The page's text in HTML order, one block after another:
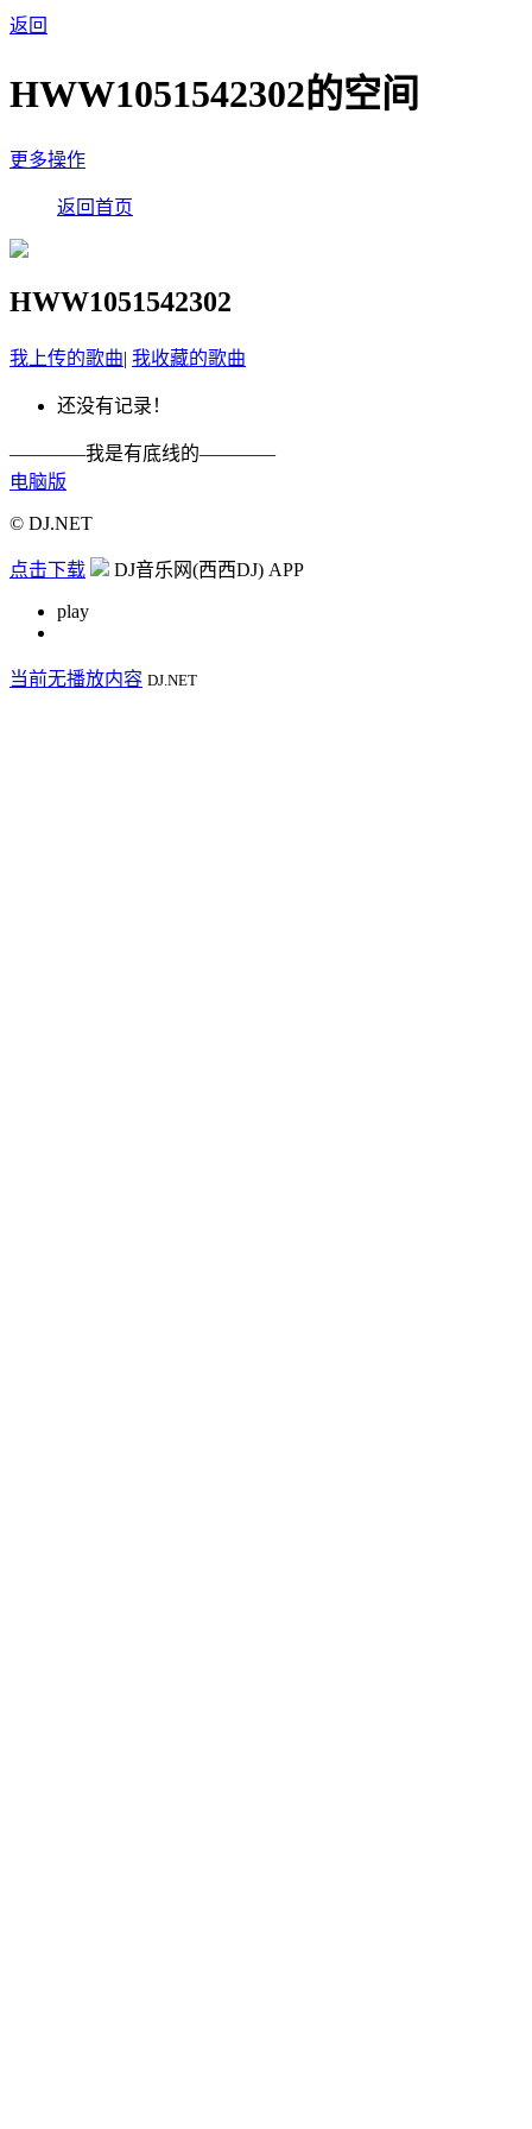
返回
HWW1051542302的空间
更多操作
返回首页
HWW1051542302
我上传的歌曲| 我收藏的歌曲
还没有记录！
————我是有底线的————
电脑版
© DJ.NET
点击下载 DJ音乐网(西西DJ) APP
play
当前无播放内容 DJ.NET